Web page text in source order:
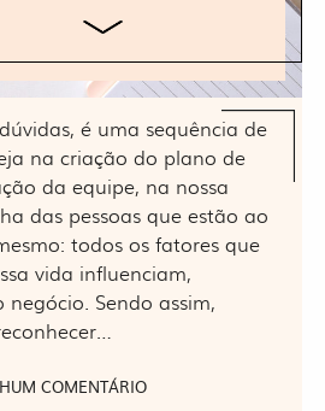
é uma sequência de
na criação do plano de
da equipe, na nossa
das pessoas que estão ao
todos os fatores que
vida influenciam,
Sendo assim,
COMENTÁRIO